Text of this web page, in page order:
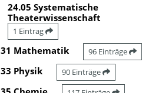
24.05 Systematische
Theaterwissenschaft
1 Eintrag
31 Mathematik 96 Einträge
33 Physik 90 Einträge